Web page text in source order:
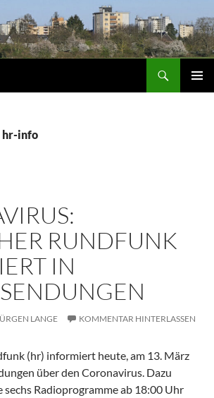
hr-info
RUNDFUNK
IN
LANGE KOMMENTAR HINTERLASSEN
(hr) informiert heute, am 13. März
über den Coronavirus. Dazu
sechs Radioprogramme ab 18:00 Uhr